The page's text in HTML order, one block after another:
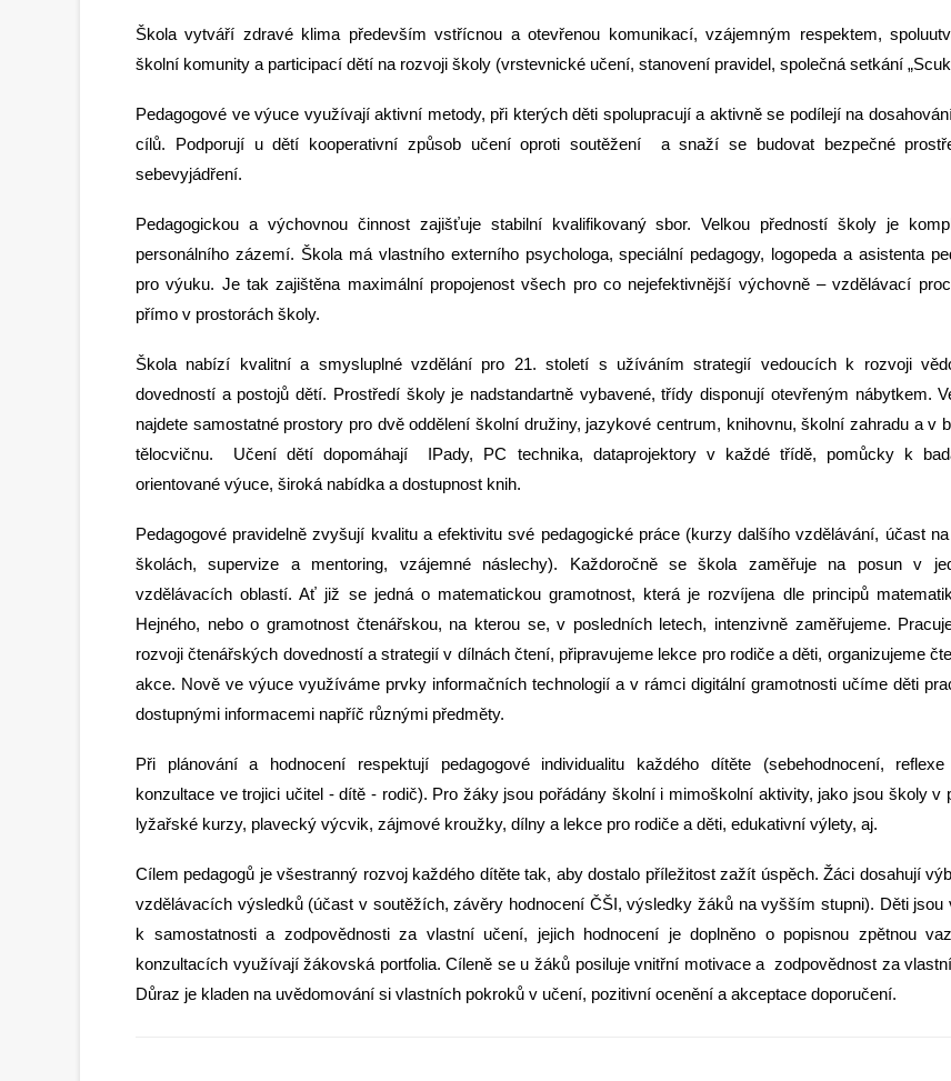
Škola vytváří zdravé klima především vstřícnou a otevřenou komunikací, vzájemným respektem,
školní komunity a participací dětí na rozvoji školy (vrstevnické učení, stanovení pravidel, společná setkání
Pedagogové ve výuce využívají aktivní metody, při kterých děti spolupracují a aktivně se podílejí na
cílů. Podporují u dětí kooperativní způsob učení oproti soutěžení a snaží se budovat bezpečné
sebevyjádření.
Pedagogickou a výchovnou činnost zajišťuje stabilní kvalifikovaný sbor. Velkou předností školy je
personálního zázemí. Škola má vlastního externího psychologa, speciální pedagogy, logopeda a asistenta
pro výuku. Je tak zajištěna maximální propojenost všech pro co nejefektivnější výchovně – vzdělávací
přímo v prostorách školy.
Škola nabízí kvalitní a smysluplné vzdělání pro 21. století s užíváním strategií vedoucích k rozvoji
dovedností a postojů dětí. Prostředí školy je nadstandartně vybavené, třídy disponují otevřeným nábytkem.
najdete samostatné prostory pro dvě oddělení školní družiny, jazykové centrum, knihovnu, školní zahradu a v
tělocvičnu. Učení dětí dopomáhají IPady, PC technika, dataprojektory v každé třídě, pomůcky k
orientované výuce, široká nabídka a dostupnost knih.
Pedagogové pravidelně zvyšují kvalitu a efektivitu své pedagogické práce (kurzy dalšího vzdělávání, účast
školách, supervize a mentoring, vzájemné náslechy). Každoročně se škola zaměřuje na posun v
vzdělávacích oblastí. Ať již se jedná o matematickou gramotnost, která je rozvíjena dle principů
Hejného, nebo o gramotnost čtenářskou, na kterou se, v posledních letech, intenzivně zaměřujeme.
rozvoji čtenářských dovedností a strategií v dílnách čtení, připravujeme lekce pro rodiče a děti, organizujeme
akce. Nově ve výuce využíváme prvky informačních technologií a v rámci digitální gramotnosti učíme děti
dostupnými informacemi napříč různými předměty.
Při plánování a hodnocení respektují pedagogové individualitu každého dítěte (sebehodnocení, reflexe
konzultace ve trojici učitel - dítě - rodič). Pro žáky jsou pořádány školní i mimoškolní aktivity, jako jsou školy v
lyžařské kurzy, plavecký výcvik, zájmové kroužky, dílny a lekce pro rodiče a děti, edukativní výlety, aj.
Cílem pedagogů je všestranný rozvoj každého dítěte tak, aby dostalo příležitost zažít úspěch. Žáci dosahují
vzdělávacích výsledků (účast v soutěžích, závěry hodnocení ČŠI, výsledky žáků na vyšším stupni). Děti jsou
k samostatnosti a zodpovědnosti za vlastní učení, jejich hodnocení je doplněno o popisnou zpětnou
konzultacích využívají žákovská portfolia. Cíleně se u žáků posiluje vnitřní motivace a zodpovědnost za
Důraz je kladen na uvědomování si vlastních pokroků v učení, pozitivní ocenění a akceptace doporučení.